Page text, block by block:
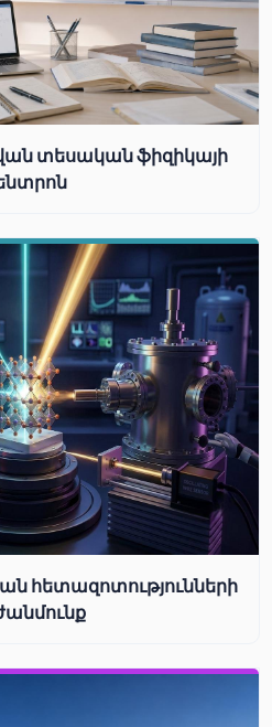
տեսական ֆիզիկայի
հետազոտությունների